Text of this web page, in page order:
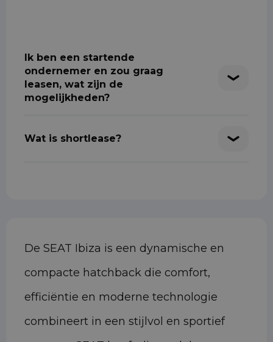
Ik ben een startende
ondernemer en zou graag
leasen, wat zijn de
mogelijkheden?
Wat is shortlease?
De SEAT Ibiza is een dynamische en
compacte hatchback die comfort,
efficiëntie en moderne technologie
combineert in een stijlvol en sportief